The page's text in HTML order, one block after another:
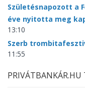
Születésnapozott a
éve nyitotta meg
13:10
Szerb
11:55
PRIVÁTBANKÁR.HU